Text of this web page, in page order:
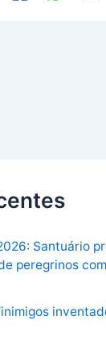
Santuário
peregrinos